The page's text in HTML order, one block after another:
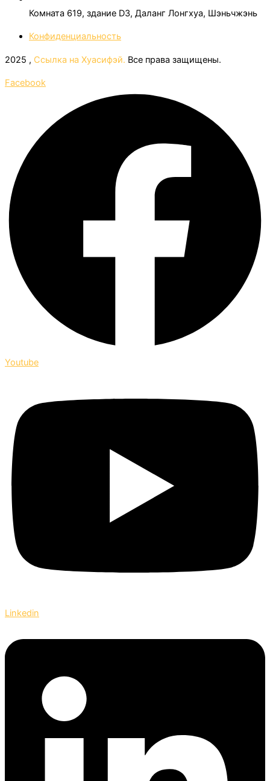
Комната 619, здание D3, Даланг Лонгхуа, Шэньчжэнь
Конфиденциальность
2025 , Ссылка на Хуасифэй. Все права защищены.
Facebook
Youtube
Linkedin